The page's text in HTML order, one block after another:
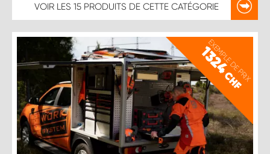
VOIR LES 15 PRODUITS DE CETTE CATÉGORIE
EXEMPLE DE PRIX
1324
CHF